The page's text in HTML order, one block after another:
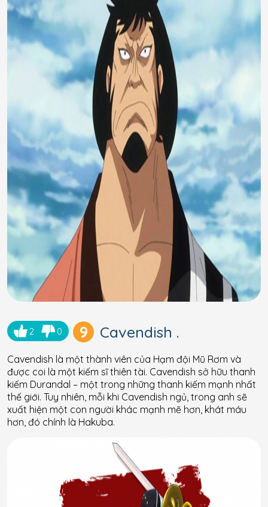
2 0 9 Cavendish .
Cavendish là một thành viên của Hạm đội Mũ Rơm và
được coi là một kiếm sĩ thiên tài. Cavendish sở hữu thanh
kiếm Durandal – một trong những thanh kiếm mạnh nhất
thế giới. Tuy nhiên, mỗi khi Cavendish ngủ, trong anh sẽ
xuất hiện một con người khác mạnh mẽ hơn, khát máu
hơn, đó chính là Hakuba.